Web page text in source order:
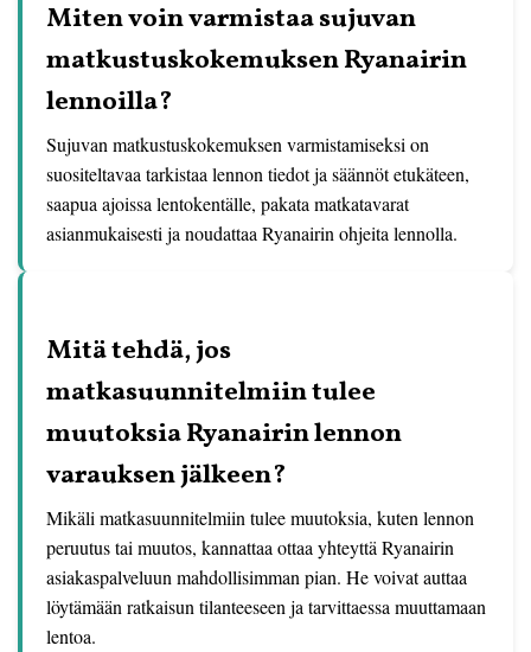
Miten voin varmistaa sujuvan
matkustuskokemuksen Ryanairin
lennoilla?
Sujuvan matkustuskokemuksen varmistamiseksi on
suositeltavaa tarkistaa lennon tiedot ja säännöt etukäteen,
saapua ajoissa lentokentälle, pakata matkatavarat
asianmukaisesti ja noudattaa Ryanairin ohjeita lennolla.
Mitä tehdä, jos
matkasuunnitelmiin tulee
muutoksia Ryanairin lennon
varauksen jälkeen?
Mikäli matkasuunnitelmiin tulee muutoksia, kuten lennon
peruutus tai muutos, kannattaa ottaa yhteyttä Ryanairin
asiakaspalveluun mahdollisimman pian. He voivat auttaa
löytämään ratkaisun tilanteeseen ja tarvittaessa muuttamaan
lentoa.